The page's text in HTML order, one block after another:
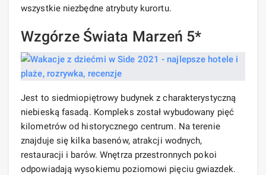
wszystkie niezbędne atrybuty kurortu.
Wzgórze Świata Marzeń 5*
Jest to siedmiopiętrowy budynek z charakterystyczną
niebieską fasadą. Kompleks został wybudowany pięć
kilometrów od historycznego centrum. Na terenie
znajduje się kilka basenów, atrakcji wodnych,
restauracji i barów. Wnętrza przestronnych pokoi
odpowiadają wysokiemu poziomowi pięciu gwiazdek.